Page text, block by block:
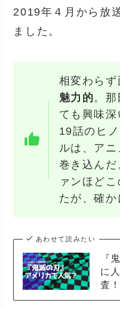
2019年４月から放
ました。
相変わらず
魅力的。那
ても興味
19話のヒ
ルは、アニ
巻き込ん
ァンほど
たが、確か
あわせて読みたい
『
に
査！